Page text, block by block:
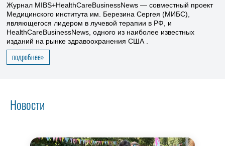
Журнал MIBS+HealthCareBusinessNews — совместный проект
Медицинского института им. Березина Сергея (МИБС),
являющегося лидером в лучевой терапии в РФ, и
HealthCareBusinessNews, одного из наиболее известных
изданий на рынке здравоохранения США
подробнее»
Новости